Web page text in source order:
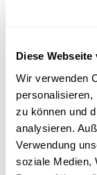
Diese
Wir verwenden
personalisieren,
zu können und
analysieren.
Verwendung
soziale Medien,
Information
Inhalt
Demonstration
Regierung.